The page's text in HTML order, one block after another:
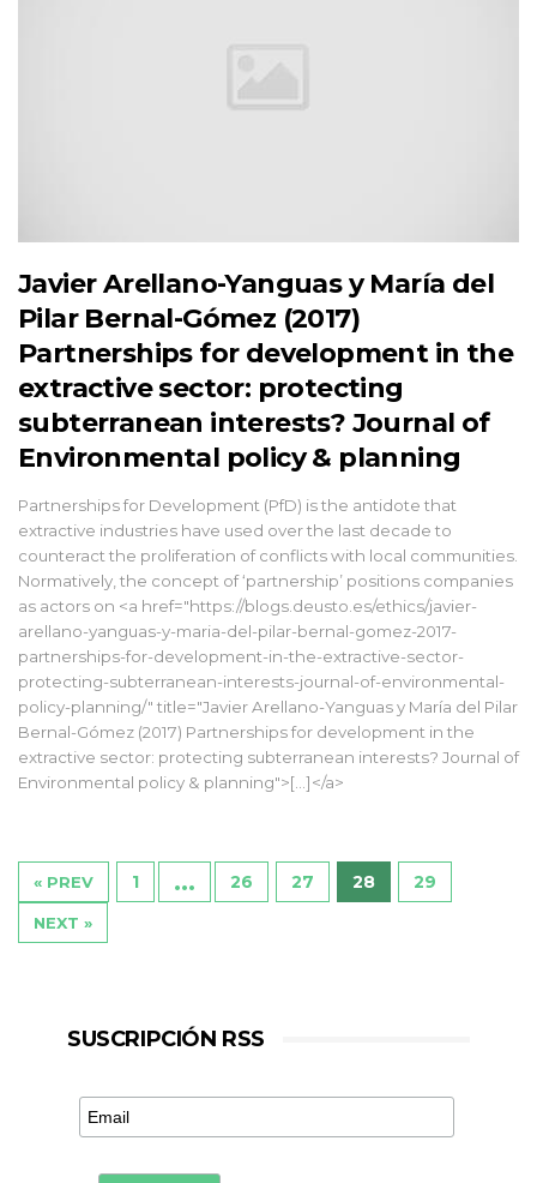
Javier Arellano-Yanguas y María del
Pilar Bernal-Gómez (2017)
Partnerships for development in the
extractive sector: protecting
subterranean interests? Journal of
Environmental policy & planning
Partnerships for Development (PfD) is the antidote that
extractive industries have used over the last decade to
counteract the proliferation of conflicts with local communities.
Normatively, the concept of ‘partnership’ positions companies
as actors on <a href="https://blogs.deusto.es/ethics/javier-
arellano-yanguas-y-maria-del-pilar-bernal-gomez-2017-
partnerships-for-development-in-the-extractive-sector-
protecting-subterranean-interests-journal-of-environmental-
policy-planning/" title="Javier Arellano-Yanguas y María del Pilar
Bernal-Gómez (2017) Partnerships for development in the
extractive sector: protecting subterranean interests? Journal of
Environmental policy & planning">[...]</a>
« PREV 1 … 26 27 28 29
NEXT »
SUSCRIPCIÓN RSS